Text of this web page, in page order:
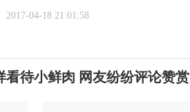
2017-04-18 21:01:58
看待小鲜肉 网友纷纷评论赞赏